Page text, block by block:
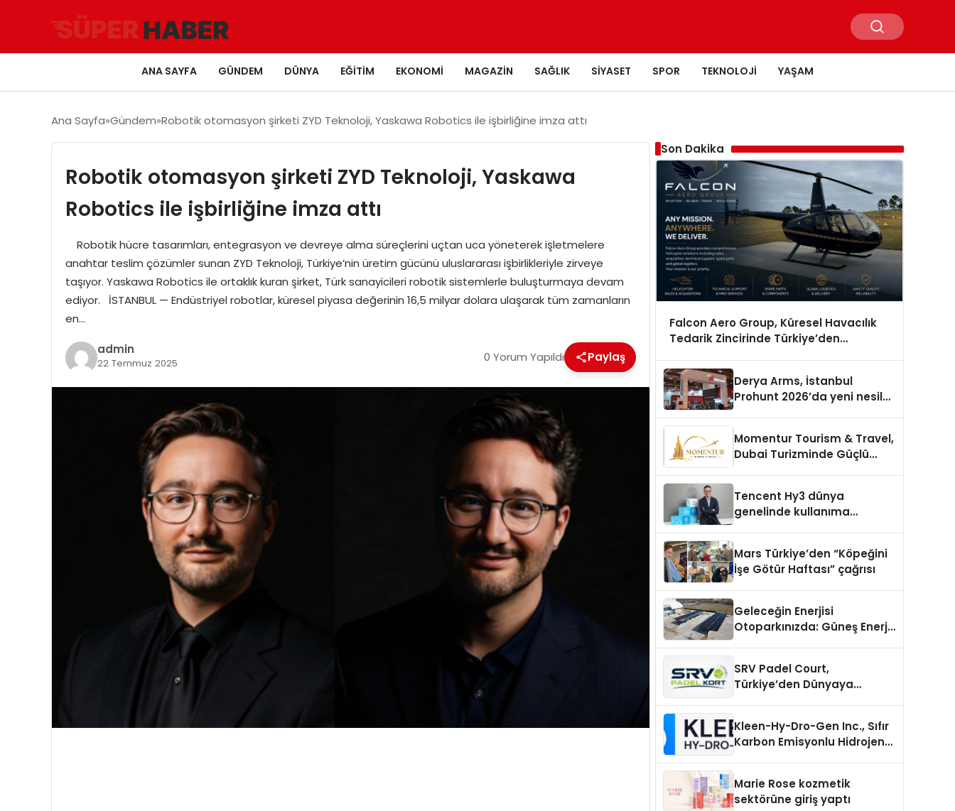
ANA SAYFA GÜNDEM DÜNYA EĞITIM EKONOMI MAGAZIN SAĞLIK SIYASET SPOR TEKNOLOJI YAŞAM
Ana Sayfa Gündem Robotik otomasyon şirketi ZYD Teknoloji, Yaskawa Robotics ile işbirliğine imza attı
Robotik otomasyon şirketi ZYD Teknoloji, Yaskawa
Robotics ile işbirliğine imza attı
Robotik hücre tasarımları, entegrasyon ve devreye alma süreçlerini uçtan uca yöneterek işletmelere
anahtar teslim çözümler sunan ZYD Teknoloji, Türkiye’nin üretim gücünü uluslararası işbirlikleriyle zirveye
taşıyor. Yaskawa Robotics ile ortaklık kuran şirket, Türk sanayicileri robotik sistemlerle buluşturmaya devam
ediyor. İSTANBUL — Endüstriyel robotlar, küresel piyasa değerinin 16,5 milyar dolara ulaşarak tüm zamanların
en…
admin
22 Temmuz 2025 0 Yorum Yapıldı Paylaş
Son Dakika
Falcon Aero Group, Küresel Havacılık
Tedarik Zincirinde Türkiye’den
Derya Arms, İstanbul
Prohunt 2026’da yeni nesil
Momentur Tourism & Travel,
Dubai Turizminde Güçlü
Tencent Hy3 dünya
genelinde kullanıma
Mars Türkiye’den “Köpeğini
İşe Götür Haftası” çağrısı
Geleceğin Enerjisi
Otoparkınızda: Güneş Enerjili
SRV Padel Court,
Türkiye’den Dünyaya
Kleen-Hy-Dro-Gen Inc., Sıfır
Karbon Emisyonlu Hidrojen
Aldı
Marie Rose kozmetik
sektörüne giriş yaptı